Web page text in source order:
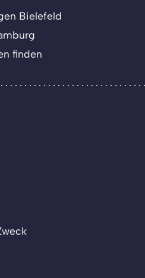
Bielefeld
finden